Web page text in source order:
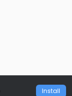
Install